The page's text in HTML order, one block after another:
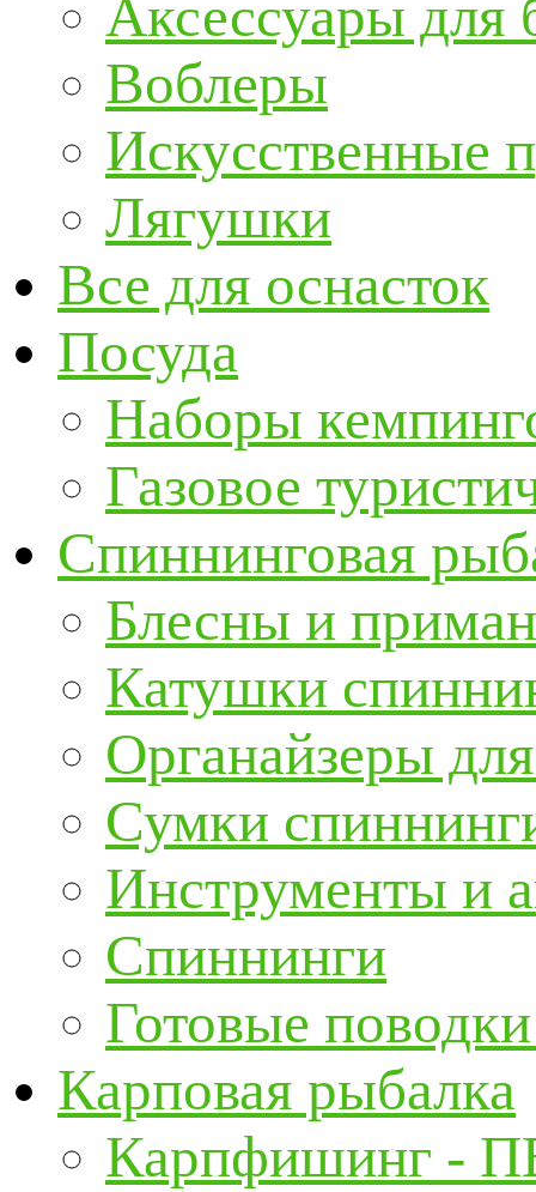
Аксессуары для
Воблеры
Искусственные
Лягушки
Все для оснасток
Посуда
Наборы
Газовое
Спиннинговая
Блесны и
Катушки
Органайзеры
Сумки
Инструменты и
Спиннинги
Готовые
Карповая рыбалка
Карпфишинг -